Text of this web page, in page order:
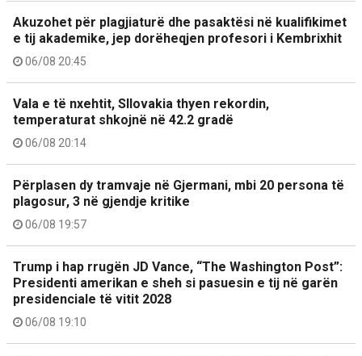
Akuzohet për plagjiaturë dhe pasaktësi në kualifikimet
e tij akademike, jep dorëheqjen profesori i Kembrixhit
06/08 20:45
Vala e të nxehtit, Sllovakia thyen rekordin,
temperaturat shkojnë në 42.2 gradë
06/08 20:14
Përplasen dy tramvaje në Gjermani, mbi 20 persona të
plagosur, 3 në gjendje kritike
06/08 19:57
Trump i hap rrugën JD Vance, “The Washington Post”:
Presidenti amerikan e sheh si pasuesin e tij në garën
presidenciale të vitit 2028
06/08 19:10